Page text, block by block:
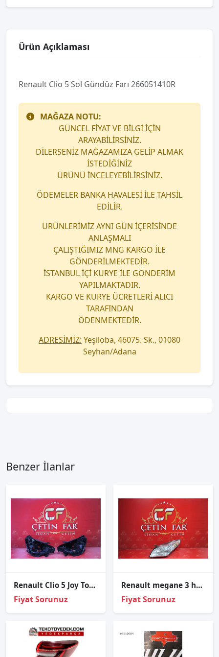
Ürün Açıklaması
Renault Clio 5 Sol Gündüz Farı 266051410R
MAĞAZA NOTU:
GÜNCEL FİYAT VE BİLGİ İÇİN
ARAYABİLİRSİNİZ.
DİLERSENİZ MAĞAZAMIZA GELİP ALMAK
İSTEDİĞİNİZ
ÜRÜNÜ İNCELEYEBİLİRSİNİZ.
ÖDEMELER BANKA HAVALESİ İLE TAHSİL
EDİLİR.
ÜRÜNLERİMİZ AYNI GÜN İÇERİSİNDE
ANLAŞMALI
ÇALIŞTIĞIMIZ MNG KARGO İLE
GÖNDERİLMEKTEDİR.
İSTANBUL İÇİ KURYE İLE GÖNDERİM
YAPILMAKTADIR.
KARGO VE KURYE ÜCRETLERİ ALICI
TARAFINDAN
ÖDENMEKTEDİR.
ADRESİMİZ: Yeşiloba, 46075. Sk., 01080
Seyhan/Adana
Benzer İlanlar
Renault Cli̇o 5 Joy Touch İcon Sağ Sol Far Kasasi 2020-2023
Fiyat Sorunuz
Renault megane 3 halojen sol far sıfır depo
Fiyat Sorunuz